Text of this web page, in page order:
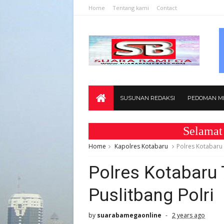
Home Tentang kami Contact
SUSUNAN REDAKSI PEDOMAN
Selamat
Home Kapolres Kotabaru Polres
Polres Kotabaru
Puslitbang Polri
by suarabamegaonline 2 years ago